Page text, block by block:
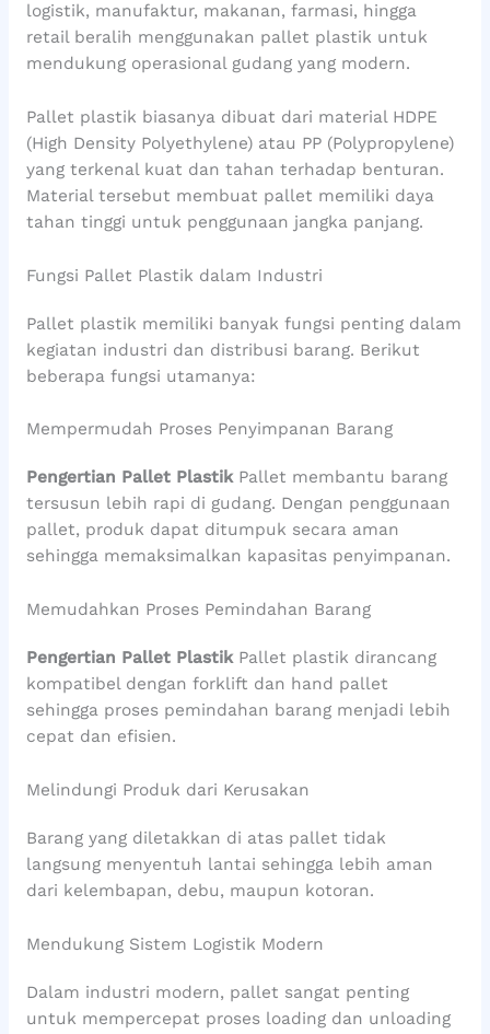
logistik, manufaktur, makanan, farmasi, hingga
retail beralih menggunakan pallet plastik untuk
mendukung operasional gudang yang modern.
Pallet plastik biasanya dibuat dari material HDPE
(High Density Polyethylene) atau PP (Polypropylene)
yang terkenal kuat dan tahan terhadap benturan.
Material tersebut membuat pallet memiliki daya
tahan tinggi untuk penggunaan jangka panjang.
Fungsi Pallet Plastik dalam Industri
Pallet plastik memiliki banyak fungsi penting dalam
kegiatan industri dan distribusi barang. Berikut
beberapa fungsi utamanya:
Mempermudah Proses Penyimpanan Barang
Pengertian Pallet PlastikPallet membantu barang
tersusun lebih rapi di gudang. Dengan penggunaan
pallet, produk dapat ditumpuk secara aman
sehingga memaksimalkan kapasitas penyimpanan.
Memudahkan Proses Pemindahan Barang
Pengertian Pallet PlastikPallet plastik dirancang
kompatibel dengan forklift dan hand pallet
sehingga proses pemindahan barang menjadi lebih
cepat dan efisien.
Melindungi Produk dari Kerusakan
Barang yang diletakkan di atas pallet tidak
langsung menyentuh lantai sehingga lebih aman
dari kelembapan, debu, maupun kotoran.
Mendukung Sistem Logistik Modern
Dalam industri modern, pallet sangat penting
untuk mempercepat proses loading dan unloading